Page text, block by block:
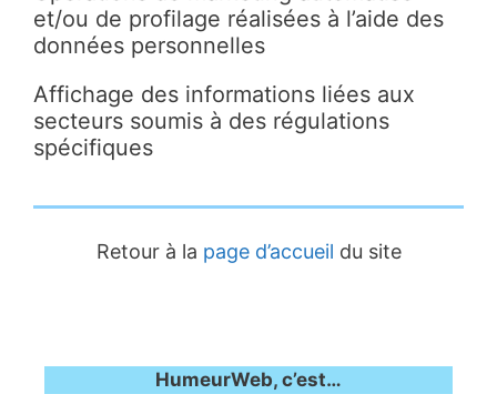
et/ou de profilage réalisées à l’aide des
données personnelles
Affichage des informations liées aux
secteurs soumis à des régulations
spécifiques
Retour à la page d’accueil du site
HumeurWeb, c’est…